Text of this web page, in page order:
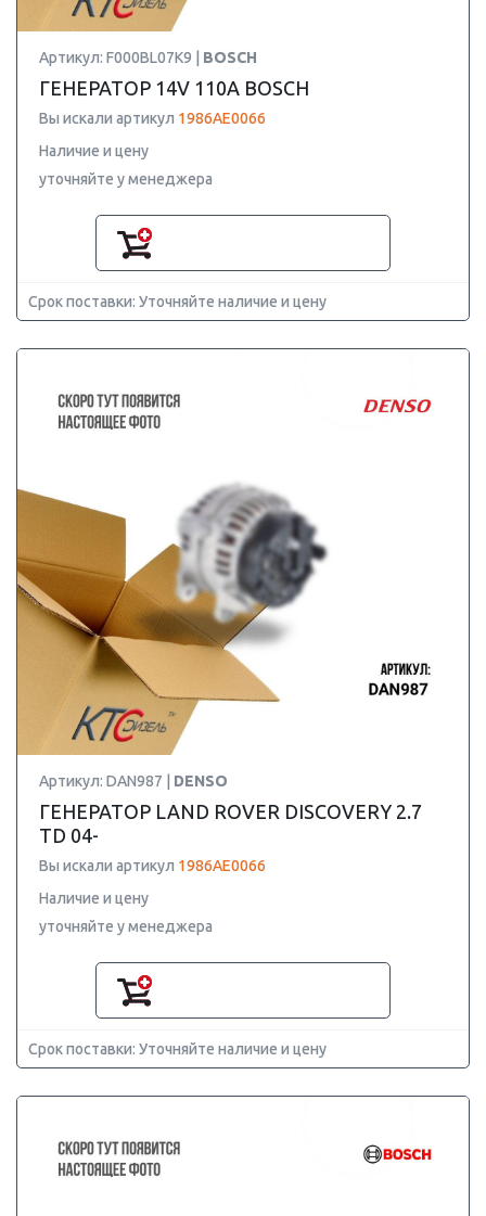
Артикул: F000BL07K9 | BOSCH
ГЕНЕРАТОР 14V 110A BOSCH
Вы искали артикул 1986AE0066
Наличие и цену
уточняйте у менеджера
Срок поставки: Уточняйте наличие и цену
Артикул: DAN987 | DENSO
ГЕНЕРАТОР LAND ROVER DISCOVERY 2.7
TD 04-
Вы искали артикул 1986AE0066
Наличие и цену
уточняйте у менеджера
Срок поставки: Уточняйте наличие и цену